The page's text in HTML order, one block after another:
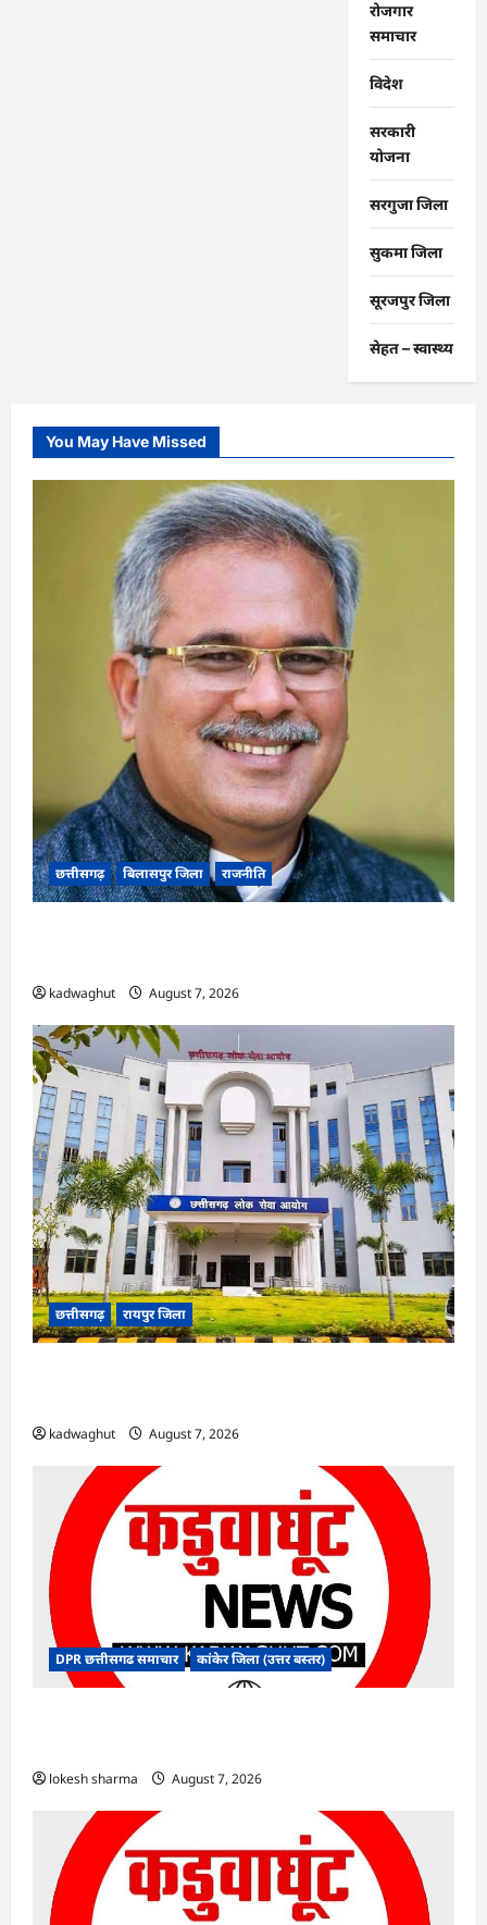
रोजगार
समाचार
विदेश
सरकारी
योजना
सरगुजा जिला
सुकमा जिला
सूरजपुर जिला
सेहत – स्‍वास्‍थ्‍य
You May Have Missed
छत्तीसगढ़ बिलासपुर जिला राजनीति
kadwaghut August 7, 2026
छत्तीसगढ़ रायपुर जिला
kadwaghut August 7, 2026
DPR छत्तीसगढ समाचार कांकेर जिला (उत्तर बस्तर)
lokesh sharma August 7, 2026